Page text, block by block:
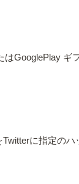
はGooglePlay ギ
に指定のハ